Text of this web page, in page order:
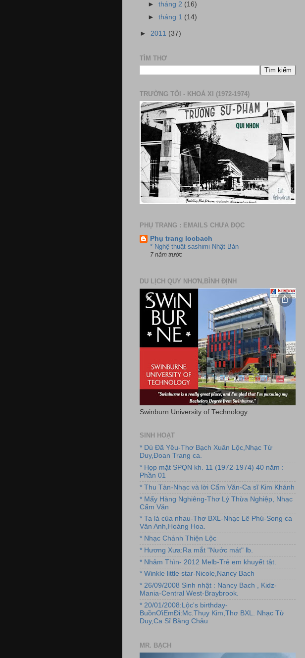
►tháng 2 (16)
►tháng 1 (14)
► 2011 (37)
TÌM THƠ
TRƯỜNG TÔI - KHOÁ XI (1972-1974)
PHỤ TRANG : EMAILS CHƯA ĐỌC
Phụ trang locbach
* Nghệ thuật sashimi Nhật Bản
7 năm trước
DU LỊCH QUY NHƠN,BÌNH ĐỊNH
Swinburn University of Technology.
SINH HOẠT
* Dù Đã Yêu-Thơ Bạch Xuân Lộc,Nhạc Từ
Duy,Đoan Trang ca.
* Họp mặt SPQN kh. 11 (1972-1974) 40 năm :
Phần 01
* Thu Tàn-Nhạc và lời Cẩm Văn-Ca sĩ Kim Khánh
* Mấy Hàng Nghiêng-Thơ Lý Thừa Nghiệp, Nhạc
Cẩm Văn
* Ta là của nhau-Thơ BXL-Nhạc Lê Phú-Song ca
Vân Anh,Hoàng Hoa.
* Nhạc Chánh Thiện Lộc
* Hương Xưa:Ra mắt "Nước mát" lb.
* Nhâm Thìn- 2012 Melb-Trẻ em khuyết tật.
* Winkle little star-Nicole,Nancy Bach
* 26/09/2008 Sinh nhật : Nancy Bach , Kidz-
Mania-Central West-Braybrook.
* 20/01/2008:Lộc's birthday-
BuồnƠiEmĐi:Mc.Thụy Kim,Thơ BXL. Nhạc Từ
Duy,Ca Sĩ Băng Châu
MR. BẠCH